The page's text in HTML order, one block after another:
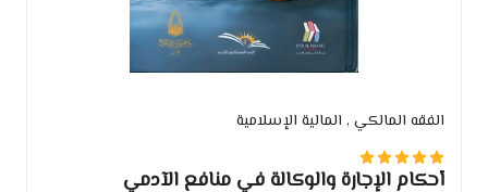
الفقه المالكي , المالية الإسلامية
أحكام الإجارة والوكالة في منافع الآدمي